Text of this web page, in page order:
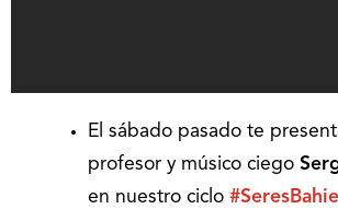
El sábado pasado te
profesor y músico ciego
en nuestro ciclo